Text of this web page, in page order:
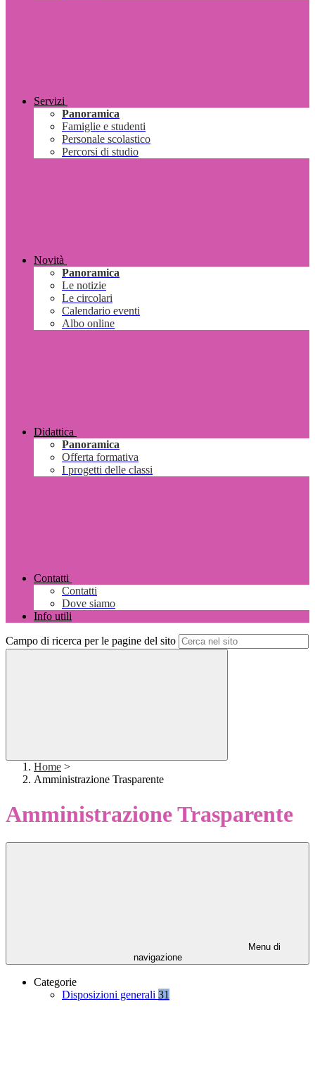
Servizi
Panoramica
Famiglie e studenti
Personale scolastico
Percorsi di studio
Novità
Panoramica
Le notizie
Le circolari
Calendario eventi
Albo online
Didattica
Panoramica
Offerta formativa
I progetti delle classi
Contatti
Contatti
Dove siamo
Info utili
Campo di ricerca per le pagine del sito
Home >
Amministrazione Trasparente
Amministrazione Trasparente
Menu di
navigazione
Categorie
Disposizioni generali 31